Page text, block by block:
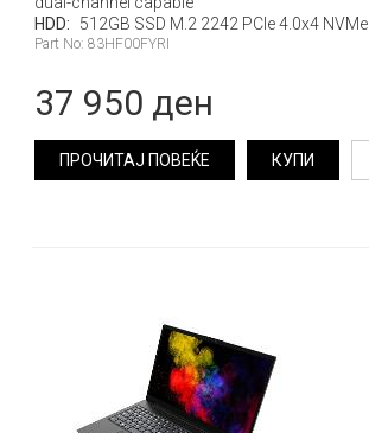
HDD:
512GB SSD M.2 2242 PCIe 4.0x4 NVMe
Part No: 83HF00FYRI
37 950 ден
ПРОЧИТАЈ ПОВЕЌЕ КУПИ